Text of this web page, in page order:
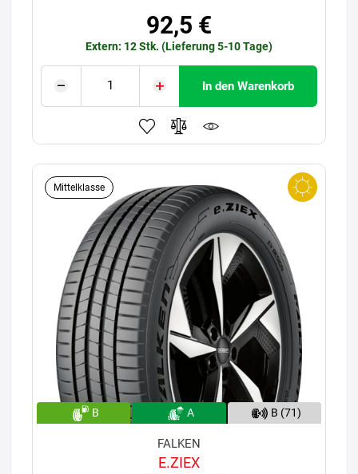
92,5 €
Extern: 12 Stk. (Lieferung 5-10 Tage)
In den Warenkorb
Mittelklasse
B A B (71)
FALKEN
E.ZIEX